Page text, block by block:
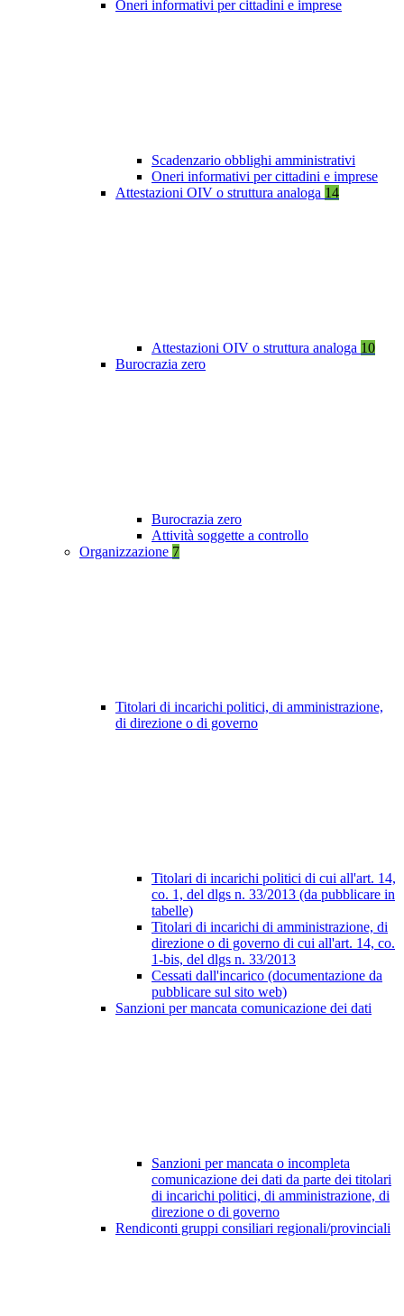
Oneri informativi per cittadini e imprese
Scadenzario obblighi amministrativi
Oneri informativi per cittadini e imprese
Attestazioni OIV o struttura analoga 14
Attestazioni OIV o struttura analoga 10
Burocrazia zero
Burocrazia zero
Attività soggette a controllo
Organizzazione 7
Titolari di incarichi politici, di amministrazione,
di direzione o di governo
Titolari di incarichi politici di cui all'art. 14,
co. 1, del dlgs n. 33/2013 (da pubblicare in
tabelle)
Titolari di incarichi di amministrazione, di
direzione o di governo di cui all'art. 14, co.
1-bis, del dlgs n. 33/2013
Cessati dall'incarico (documentazione da
pubblicare sul sito web)
Sanzioni per mancata comunicazione dei dati
Sanzioni per mancata o incompleta
comunicazione dei dati da parte dei titolari
di incarichi politici, di amministrazione, di
direzione o di governo
Rendiconti gruppi consiliari regionali/provinciali